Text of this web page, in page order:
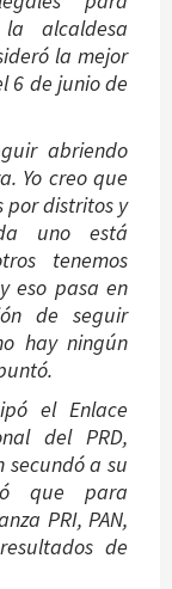
alcaldesa
la mejor
6 de junio de
abriendo
Yo creo que
por distritos y
uno está
tenemos
eso pasa en
de seguir
hay ningún
el Enlace
del PRD,
secundó a su
que para
PRI, PAN,
de